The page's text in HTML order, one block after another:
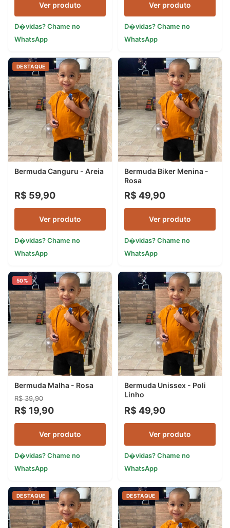
Ver produto
D�vidas? Chame no
WhatsApp
Ver produto
D�vidas? Chame no
WhatsApp
DESTAQUE
Bermuda Canguru - Areia
R$ 59,90
Ver produto
D�vidas? Chame no
WhatsApp
Bermuda Biker Menina -
Rosa
R$ 49,90
Ver produto
D�vidas? Chame no
WhatsApp
50%
Bermuda Malha - Rosa
R$ 39,90
R$ 19,90
Ver produto
D�vidas? Chame no
WhatsApp
Bermuda Unissex - Poli
Linho
R$ 49,90
Ver produto
D�vidas? Chame no
WhatsApp
DESTAQUE DESTAQUE